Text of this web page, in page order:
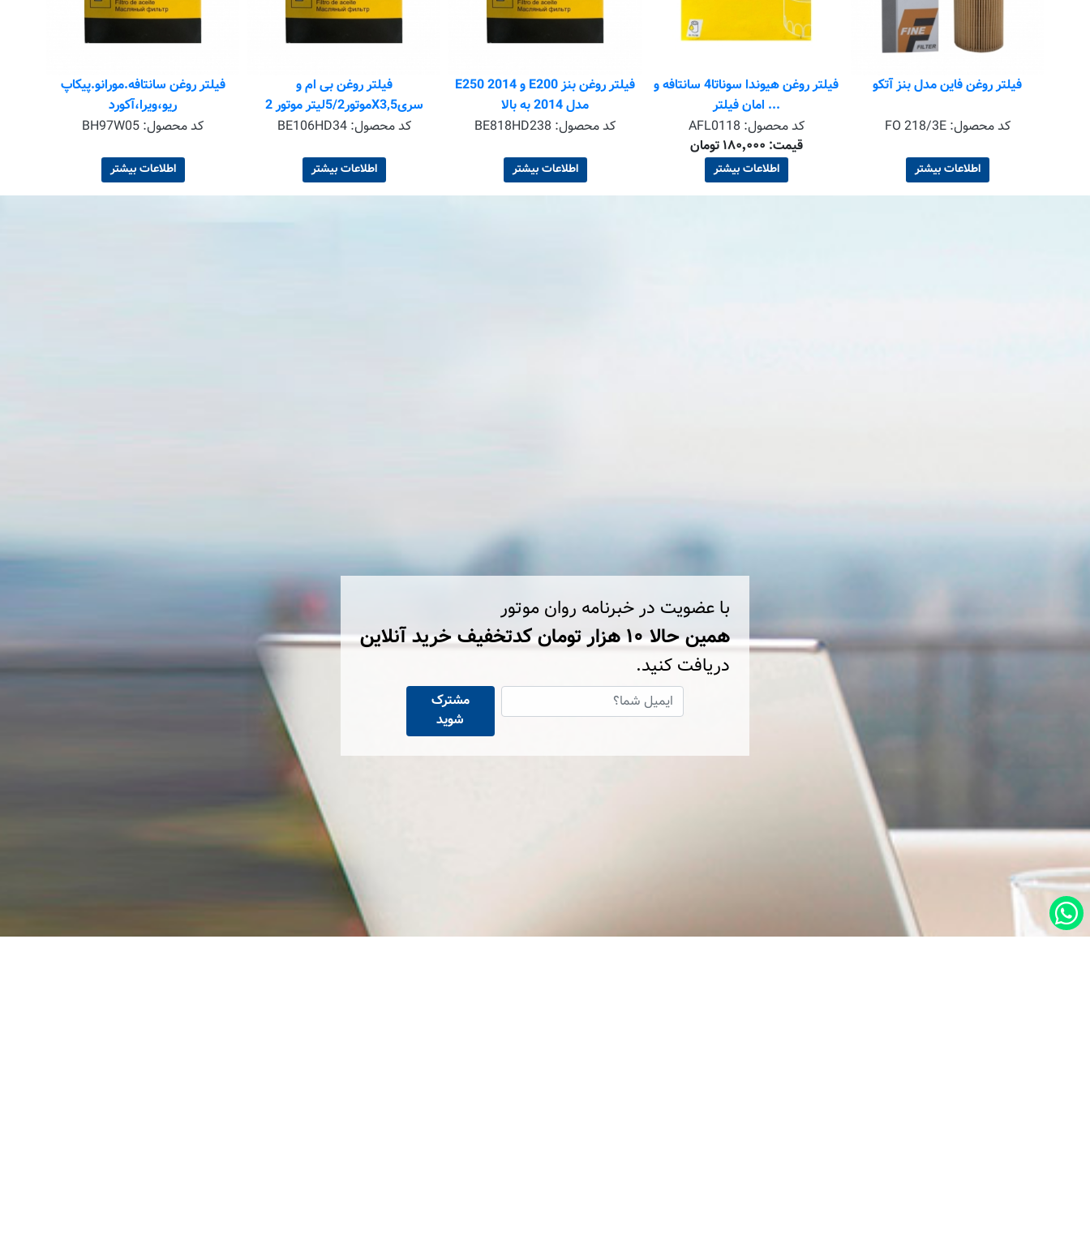
فیلتر روغن فاین مدل بنز آتکو
کد محصول:FO 218/3E
اطلاعات بیشتر
فیلتر روغن هیوندا سوناتا4 سانتافه و
... امان فیلتر
کد محصول: AFL0118
قیمت: ۱۸۰٬۰۰۰ تومان
اطلاعات بیشتر
فیلتر روغن بنز E200 و 2014 E250
مدل 2014 به بالا
کد محصول: BE818HD238
اطلاعات بیشتر
فیلتر روغن بی ام و
سری5,X3موتور5/2لیتر موتور 2
کد محصول:BE106HD34
اطلاعات بیشتر
فیلتر روغن سانتافه.مورانو.پیکاپ
ریو،ویرا،آکورد
کد محصول: BH97W05
اطلاعات بیشتر
با عضویت در خبرنامه روان موتور
همین حالا ۱۰ هزار تومان کد‌تخفیف خرید آنلاین
دریافت کنید.
مشترک
شوید